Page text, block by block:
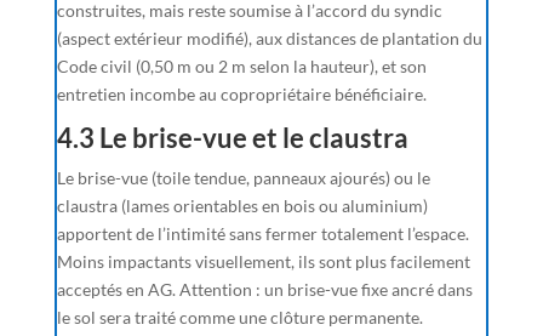
construites, mais reste soumise à l’accord du syndic
(aspect extérieur modifié), aux distances de plantation du
Code civil (0,50 m ou 2 m selon la hauteur), et son
entretien incombe au copropriétaire bénéficiaire.
4.3 Le brise-vue et le claustra
Le brise-vue (toile tendue, panneaux ajourés) ou le
claustra (lames orientables en bois ou aluminium)
apportent de l’intimité sans fermer totalement l’espace.
Moins impactants visuellement, ils sont plus facilement
acceptés en AG. Attention : un brise-vue fixe ancré dans
le sol sera traité comme une clôture permanente.